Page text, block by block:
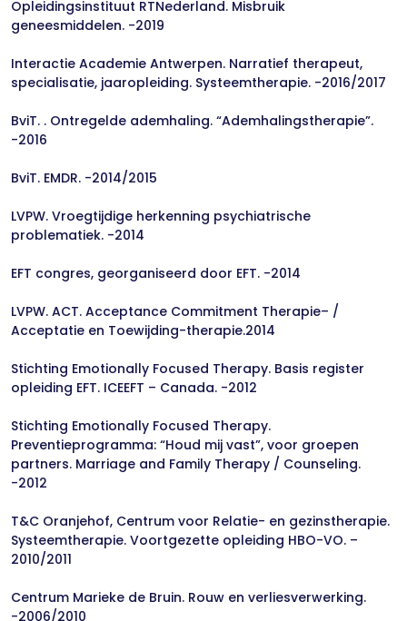
Opleidingsinstituut RTNederland. Misbruik
geneesmiddelen. -2019
Interactie Academie Antwerpen. Narratief therapeut,
specialisatie, jaaropleiding. Systeemtherapie. -2016/2017
BviT. . Ontregelde ademhaling. “Ademhalingstherapie”.
-2016
BviT. EMDR. -2014/2015
LVPW. Vroegtijdige herkenning psychiatrische
problematiek. -2014
EFT congres, georganiseerd door EFT. -2014
LVPW. ACT. Acceptance Commitment Therapie– /
Acceptatie en Toewijding-therapie.2014
Stichting Emotionally Focused Therapy. Basis register
opleiding EFT. ICEEFT – Canada. -2012
Stichting Emotionally Focused Therapy.
Preventieprogramma: “Houd mij vast”, voor groepen
partners. Marriage and Family Therapy / Counseling.
-2012
T&C Oranjehof, Centrum voor Relatie- en gezinstherapie.
Systeemtherapie. Voortgezette opleiding HBO-VO. –
2010/2011
Centrum Marieke de Bruin. Rouw en verliesverwerking.
-2006/2010